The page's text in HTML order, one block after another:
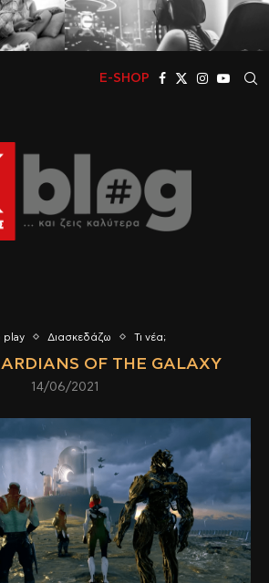
E-SHOP
play Διασκεδάζω Τι νέα;
OF THE GALAXY
14/06/2021